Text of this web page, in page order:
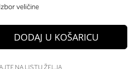
Izbor veličine
DODAJ U KOŠARICU
NA LISTU ŽELJA